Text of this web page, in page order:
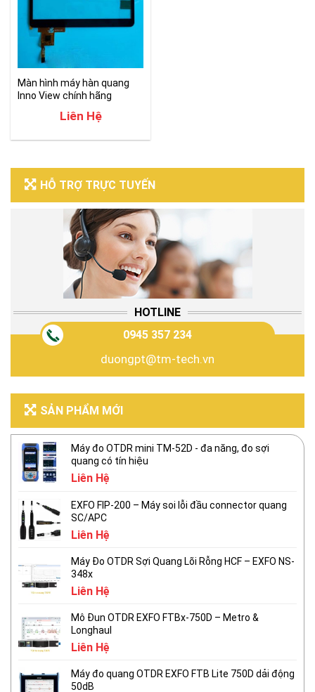
HỖ TRỢ TRỰC TUYẾN
HOTLINE
0945 357 234
duongpt@tm-tech.vn
SẢN PHẨM MỚI
Máy đo OTDR mini TM-52D - đa năng, đo sợi
quang có tín hiệu
Liên Hệ
EXFO FIP-200 – Máy soi lỗi đầu connector quang
SC/APC
Liên Hệ
Máy Đo OTDR Sợi Quang Lõi Rỗng HCF – EXFO NS-
348x
Liên Hệ
Mô Đun OTDR EXFO FTBx-750D – Metro &
Longhaul
Liên Hệ
Máy đo quang OTDR EXFO FTB Lite 750D dải động
50dB
Màn hình máy hàn quang
Inno View chính hãng
Liên Hệ